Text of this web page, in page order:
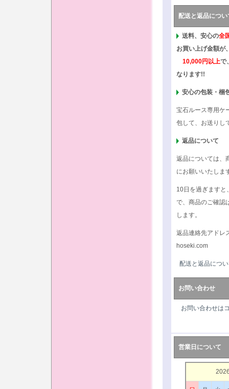
配送と返品につい
送料、安心の全
お買い上げ金額が
10,000円以上で
なります!!
安心の包装・梱
宝石ルース専用ケ
包して、お送りし
返品について
返品については、
にお願いいたしま
10日を過ぎますと
で、商品のご確認
します。
返品連絡先アドレ
hoseki.com
配送と返品につ
お問い合わせ
お問い合わせは
営業日について